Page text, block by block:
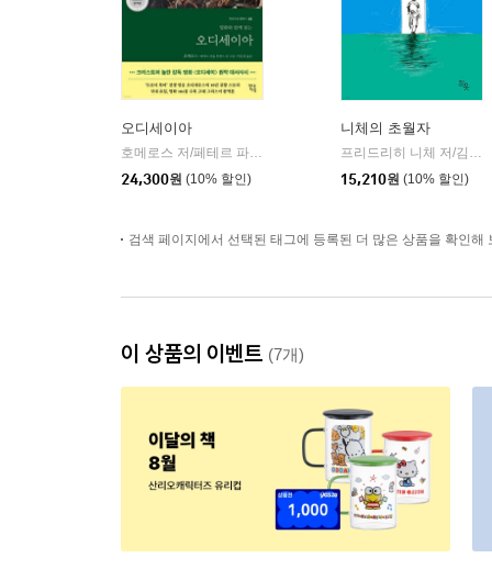
오디세이아
호메로스 저/페테르 파울 루벤스 그림/박문재 역 |
현대지성
24,300원 (10% 할인)
니체의 초월자
프리드리히 니체 저/김철 편역
15,210원 (10% 할인)
검색 페이지에서 선택된 태그에 등록된 더 많은 상품을 확인해
이 상품의 이벤트 (7개)